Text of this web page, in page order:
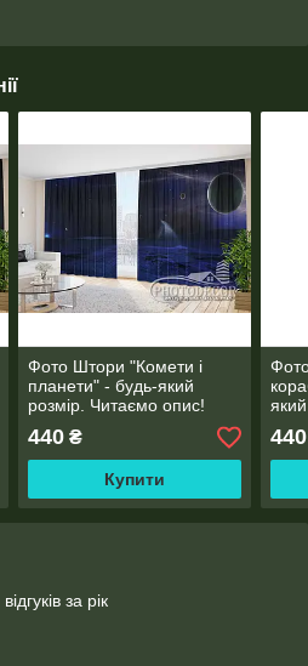
Фото Штори "Комети і
планети" - будь-який
розмір. Читаємо опис!
440₴
Купити
440
за рік